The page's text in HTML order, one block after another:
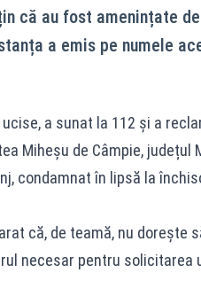
că au fost amenințate
a emis pe numele
a sunat la 112 și a
Miheșu de Câmpie, județul
condamnat în lipsă la
că, de teamă, nu dorește
necesar pentru solicitarea